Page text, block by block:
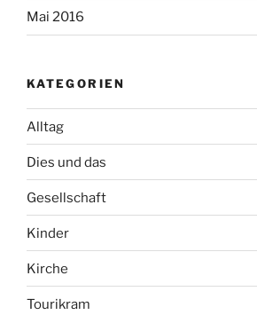
Mai 2016
KATEGORIEN
Alltag
Dies und das
Gesellschaft
Kinder
Kirche
Tourikram